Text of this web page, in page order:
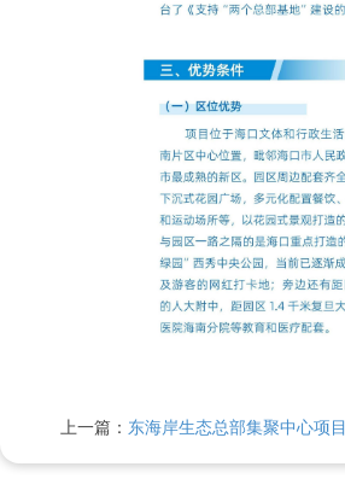
上一篇： 东海岸生态总部集聚中心项目